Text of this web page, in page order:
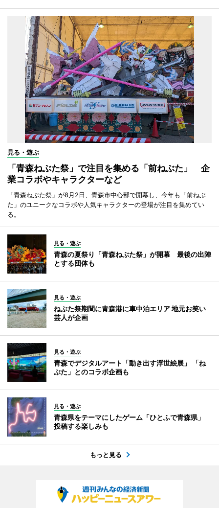
見る・遊ぶ
「青森ねぶた祭」で注目を集める「前ねぶた」 企
業コラボやキャラクターなど
「青森ねぶた祭」が8月2日、青森市中心部で開幕し、今年も「前ねぶ
た」のユニークなコラボや人気キャラクターの登場が注目を集めてい
る。
見る・遊ぶ
青森の夏祭り「青森ねぶた祭」が開幕 最後の出陣
とする団体も
見る・遊ぶ
ねぶた祭期間に青森港に車中泊エリア 地元お笑い
芸人が企画
見る・遊ぶ
青森でデジタルアート「動き出す浮世絵展」 「ね
ぶた」とのコラボ企画も
見る・遊ぶ
青森県をテーマにしたゲーム「ひとふで青森県」
投稿する楽しみも
もっと見る